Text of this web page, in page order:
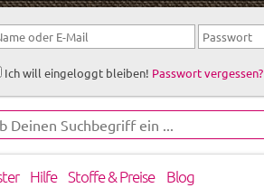
Ich will eingeloggt bleiben! Passwort vergessen?
Hilfe Stoffe & Preise Blog